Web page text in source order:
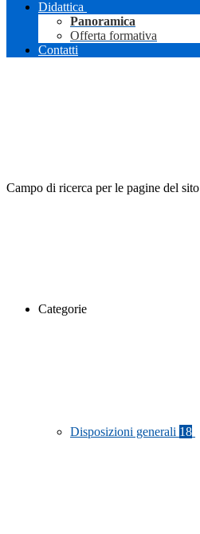
Didattica
Panoramica
Offerta formativa
Contatti
Campo di ricerca per le pagine del sito
Categorie
Disposizioni generali 18